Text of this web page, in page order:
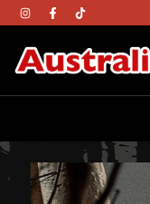
mayores a los $120.000